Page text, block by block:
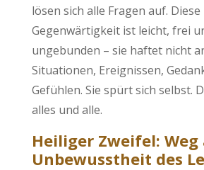
lösen sich alle Fragen auf. Diese
Gegenwärtigkeit ist leicht, frei
ungebunden – sie haftet nicht
Situationen, Ereignissen,
Gefühlen. Sie spürt sich selbst.
alles und alle.
Heiliger Zweifel: Weg
Unbewusstheit des